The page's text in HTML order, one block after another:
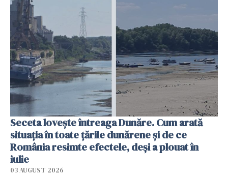
Seceta lovește întreaga Dunăre. Cum arată
situația în toate țările dunărene și de ce
România resimte efectele, deși a plouat în
iulie
03 AUGUST 2026